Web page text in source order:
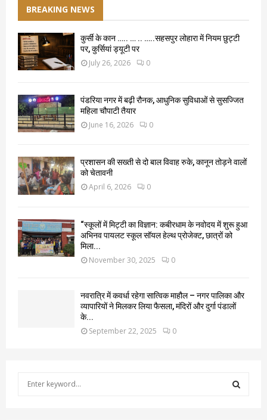
BREAKING NEWS
कुर्सी के कान ….. … .. …..सहसपुर लोहारा में नियम छुट्टी
पर, कुर्सियां ड्यूटी पर
July 26, 2026 0
पंडरिया नगर में बढ़ी रौनक, आधुनिक सुविधाओं से सुसज्जित
महिला चौपाटी तैयार
June 16, 2026 0
प्रशासन की सख्ती से दो बाल विवाह रुके, कानून तोड़ने वालों
को चेतावनी
April 6, 2026 0
“स्कूलों में मिट्टी का विज्ञान: कबीरधाम के नवोदय में शुरू हुआ
अभिनव पायलट स्कूल सॉयल हेल्थ प्रोजेक्ट, छात्रों को
मिला...
November 30, 2025 0
नवरात्रि में कवर्धा रहेगा सात्विक माहौल – नगर पालिका और
व्यापारियों ने मिलकर लिया फैसला, मंदिरों और दुर्गा पंडालों
के...
September 22, 2025 0